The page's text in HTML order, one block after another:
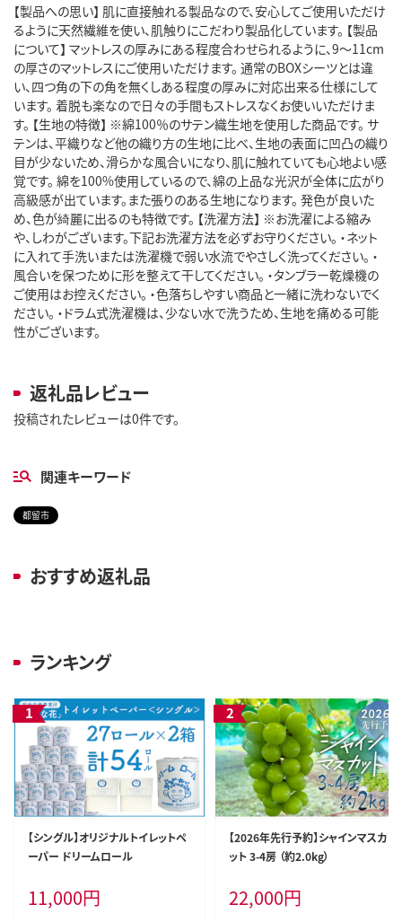
【製品への思い】 肌に直接触れる製品なので、安心してご使用いただけ
るように天然繊維を使い、肌触りにこだわり製品化しています。 【製品
について】 マットレスの厚みにある程度合わせられるように、9～11cm
の厚さのマットレスにご使用いただけます。 通常のBOXシーツとは違
い、四つ角の下の角を無くしある程度の厚みに対応出来る仕様にして
います。 着脱も楽なので日々の手間もストレスなくお使いいただけま
す。 【生地の特徴】 ※綿100％のサテン織生地を使用した商品です。 サ
テンは、平織りなど他の織り方の生地に比べ、生地の表面に凹凸の織り
目が少ないため、滑らかな風合いになり、肌に触れていても心地よい感
覚です。 綿を100%使用しているので、綿の上品な光沢が全体に広がり
高級感が出ています。また張りのある生地になります。 発色が良いた
め、色が綺麗に出るのも特徴です。 【洗濯方法】 ※お洗濯による縮み
や、しわがございます。下記お洗濯方法を必ずお守りください。 ・ネット
に入れて手洗いまたは洗濯機で弱い水流でやさしく洗ってください。 ・
風合いを保つために形を整えて干してください。 ・タンブラー乾燥機の
ご使用はお控えください。 ・色落ちしやすい商品と一緒に洗わないでく
ださい。 ・ドラム式洗濯機は、少ない水で洗うため、生地を痛める可能
性がございます。
返礼品レビュー
投稿されたレビューは0件です。
関連キーワード
都留市
おすすめ返礼品
ランキング
【シングル】オリジナルトイレットペ
ーパー ドリームロール
11,000円
【2026年先行予約】シャインマスカ
ット 3-4房 （約2.0kg）
22,000円